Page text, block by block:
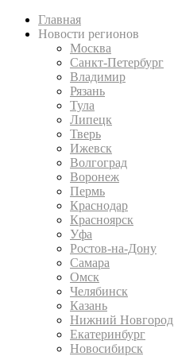
Главная
Новости регионов
Москва
Санкт-Петербург
Владимир
Рязань
Тула
Липецк
Тверь
Ижевск
Волгоград
Воронеж
Пермь
Краснодар
Красноярск
Уфа
Ростов-на-Дону
Самара
Омск
Челябинск
Казань
Нижний Новгород
Екатеринбург
Новосибирск